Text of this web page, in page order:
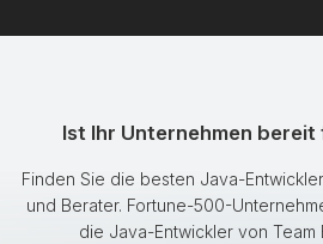
Ist Ihr Unternehmen
Finden Sie die besten Java-
und Berater. Fortune-500-
die Java-Entwickler von Team